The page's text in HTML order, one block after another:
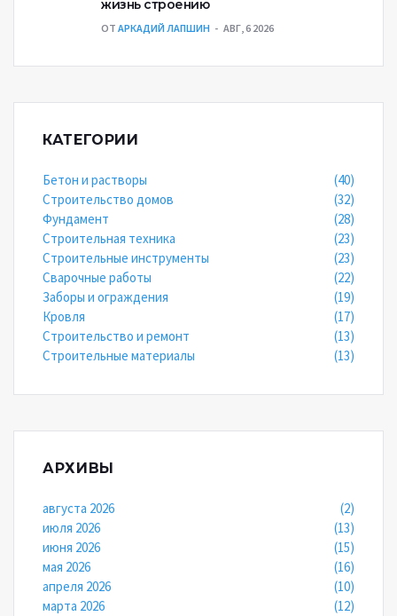
жизнь строению
ОТ АРКАДИЙ ЛАПШИН АВГ, 6 2026
КАТЕГОРИИ
Бетон и растворы
(40)
Строительство домов
(32)
Фундамент
(28)
Строительная техника
(23)
Строительные инструменты
(23)
Сварочные работы
(22)
Заборы и ограждения
(19)
Кровля
(17)
Строительство и ремонт
(13)
Строительные материалы
(13)
АРХИВЫ
августа 2026
(2)
июля 2026
(13)
июня 2026
(15)
мая 2026
(16)
апреля 2026
(10)
марта 2026
(12)